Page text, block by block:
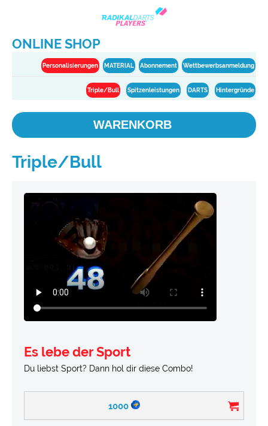
ONLINE SHOP
Personalisierungen MATERIAL Abonnement Wettbewerbsanmeldung
Triple/Bull Spitzenleistungen DARTS Hintergründe
WARENKORB
Triple/Bull
Es lebe der Sport
Du liebst Sport? Dann hol dir diese Combo!
1000